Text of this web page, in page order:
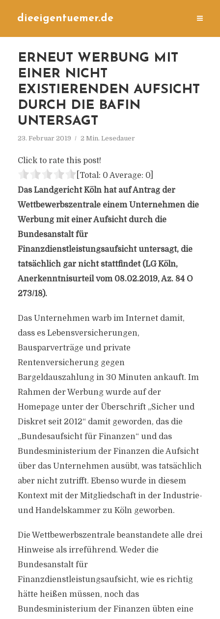
dieeigentuemer.de
ERNEUT WERBUNG MIT
EINER NICHT
EXISTIERENDEN AUFSICHT
DURCH DIE BAFIN
UNTERSAGT
23. Februar 2019 2 Min. Lesedauer
Click to rate this post!
[Total: 0 Average: 0]
Das Landgericht Köln hat auf Antrag der
Wettbewerbszentrale einem Unternehmen die
Werbung mit einer Aufsicht durch die
Bundesanstalt für
Finanzdienstleistungsaufsicht untersagt, die
tatsächlich gar nicht stattfindet (LG Köln,
Anerkenntnisurteil vom 08.02.2019, Az. 84 O
273/18).
Das Unternehmen warb im Internet damit,
dass es Lebensversicherungen,
Bausparverträge und private
Rentenversicherung gegen
Bargeldauszahlung in 30 Minuten ankauft. Im
Rahmen der Werbung wurde auf der
Homepage unter der Überschrift „Sicher und
Diskret seit 2012“ damit geworden, das die
„Bundesaufsicht für Finanzen“ und das
Bundesministerium der Finanzen die Aufsicht
über das Unternehmen ausübt, was tatsächlich
aber nicht zutrifft. Ebenso wurde in diesem
Kontext mit der Mitgliedschaft in der Industrie-
und Handelskammer zu Köln geworben.
Die Wettbewerbszentrale beanstandete alle drei
Hinweise als irreführend. Weder die
Bundesanstalt für
Finanzdienstleistungsaufsicht, wie es richtig
hätte heißen müssen, noch das
Bundesministerium der Finanzen übten eine